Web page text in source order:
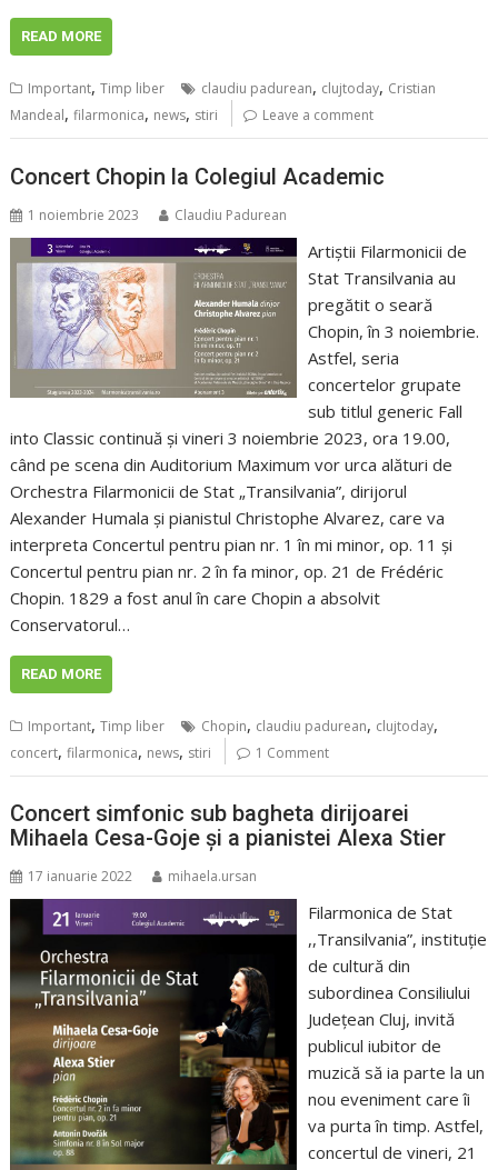
READ MORE
Important,Timp liber claudiu padurean, clujtoday, Cristian
Mandeal,filarmonica, news, stiri Leave a comment
Concert Chopin la Colegiul Academic
1 noiembrie 2023 Claudiu Padurean
Artiștii Filarmonicii de
Stat Transilvania au
pregătit o seară
Chopin, în 3 noiembrie.
Astfel, seria
concertelor grupate
sub titlul generic Fall
into Classic continuă și vineri 3 noiembrie 2023, ora 19.00,
când pe scena din Auditorium Maximum vor urca alături de
Orchestra Filarmonicii de Stat „Transilvania”, dirijorul
Alexander Humala și pianistul Christophe Alvarez, care va
interpreta Concertul pentru pian nr. 1 în mi minor, op. 11 și
Concertul pentru pian nr. 2 în fa minor, op. 21 de Frédéric
Chopin. 1829 a fost anul în care Chopin a absolvit
Conservatorul…
READ MORE
Important,Timp liber Chopin, claudiu padurean, clujtoday,
concert,filarmonica, news, stiri 1 Comment
Concert simfonic sub bagheta dirijoarei
Mihaela Cesa-Goje și a pianistei Alexa Stier
17 ianuarie 2022 mihaela.ursan
Filarmonica de Stat
,,Transilvania”, instituție
de cultură din
subordinea Consiliului
Județean Cluj, invită
publicul iubitor de
muzică să ia parte la un
nou eveniment care îi
va purta în timp. Astfel,
concertul de vineri, 21